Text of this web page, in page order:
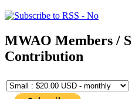
MWAO Members /
Contribution